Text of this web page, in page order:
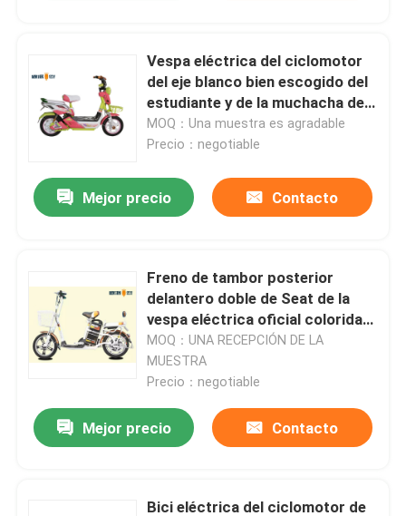
Sobre nosotros
Control de calidad
Éntrenos en contacto con
Pida una cita
Vespa eléctrica del ciclomotor
Vespa del motor eléctrico
Vespa eléctrica de la movilidad
Vespa eléctrica del ciclomotor
del eje blanco bien escogido del
estudiante y de la muchacha de
la escuela secundaria distancia
de la gama de 50 kilómetros
MOQ：Una muestra es agradable
Precio：negotiable
Mejor precio Contacto
Freno de tambor posterior
delantero doble de Seat de la
vespa eléctrica oficial colorida
del ciclomotor
MOQ：UNA RECEPCIÓN DE LA
MUESTRA
Precio：negotiable
Mejor precio Contacto
Bici eléctrica del ciclomotor de